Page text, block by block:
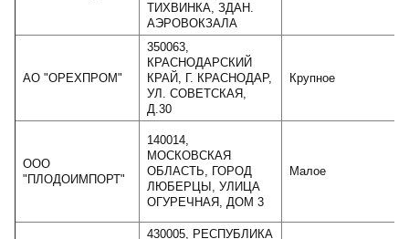
ТИХВИНКА, ЗДАН.
АЭРОВОКЗАЛА
АО "ОРЕХПРОМ"
350063,
КРАСНОДАРСКИЙ
КРАЙ, Г. КРАСНОДАР,
УЛ. СОВЕТСКАЯ,
Д.30
Крупное
ООО
"ПЛОДОИМПОРТ"
140014,
МОСКОВСКАЯ
ОБЛАСТЬ, ГОРОД
ЛЮБЕРЦЫ, УЛИЦА
ОГУРЕЧНАЯ, ДОМ 3
Малое
430005, РЕСПУБЛИКА